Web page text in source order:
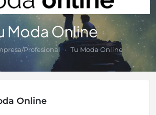
Moda Online
Profesional Tu Moda Online
Online